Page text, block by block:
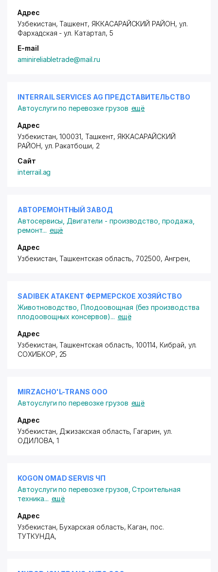
Адрес
Узбекистан, Ташкент, ЯККАСАРАЙСКИЙ РАЙОН, ул.
Фархадская - ул. Катартал, 5
E-mail
aminireliabletrade@mail.ru
INTERRAIL SERVICES AG ПРЕДСТАВИТЕЛЬСТВО
Автоуслуги по перевозке грузов ещё
Адрес
Узбекистан, 100031, Ташкент, ЯККАСАРАЙСКИЙ
РАЙОН, ул. Ракатбоши, 2
Сайт
interrail.ag
АВТОРЕМОНТНЫЙ ЗАВОД
Автосервисы Двигатели - производство, продажа,
ремонт... ещё
Адрес
Узбекистан, Ташкентская область, 702500, Ангрен,
SADIBEK ATAKENT ФЕРМЕРСКОЕ ХОЗЯЙСТВО
Животноводство ,Плодоовощная (без производства
плодоовощных консервов)... ещё
Адрес
Узбекистан, Ташкентская область, 100114, Кибрай, ул.
СОХИБКОР, 25
MIRZACHO'L-TRANS ООО
Автоуслуги по перевозке грузов ещё
Адрес
Узбекистан, Джизакская область, Гагарин, ул.
ОДИЛОВА, 1
KOGON OMAD SERVIS ЧП
Автоуслуги по перевозке грузов ,Строительная
техника... ещё
Адрес
Узбекистан, Бухарская область, Каган, пос.
ТУТКУНДА,